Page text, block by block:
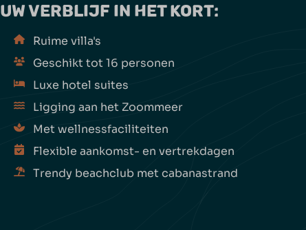
UW VERBLIJF IN HET KORT:
Ruime villa's
Geschikt tot 16 personen
Luxe hotel suites
Ligging aan het Zoommeer
Met wellnessfaciliteiten
Flexible aankomst- en vertrekdagen
Trendy beachclub met cabanastrand